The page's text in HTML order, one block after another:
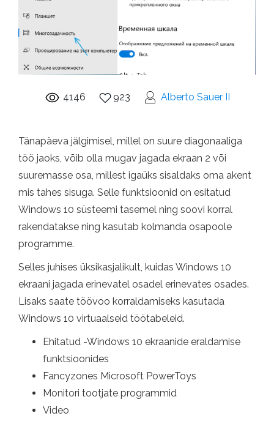
4146 923 Alberto Sauer II
Tänapäeva jälgimisel, millel on suure diagonaaliga
töö jaoks, võib olla mugav jagada ekraan 2 või
suuremasse osa, millest igaüks sisaldaks oma akent
mis tahes sisuga. Selle funktsioonid on esitatud
Windows 10 süsteemi tasemel ning soovi korral
rakendatakse ning kasutab kolmanda osapoole
programme.
Selles juhises üksikasjalikult, kuidas Windows 10
ekraani jagada erinevatel osadel erinevates osades.
Lisaks saate töövoo korraldamiseks kasutada
Windows 10 virtuaalseid töötabeleid.
Ehitatud -Windows 10 ekraanide eraldamise
funktsioonides
Fancyzones Microsoft PowerToys
Monitori tootjate programmid
Video